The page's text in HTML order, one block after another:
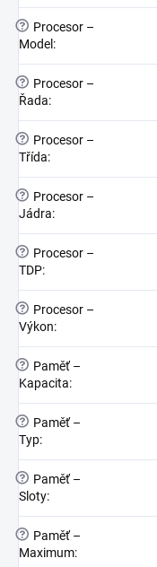
?
Procesor –
Model :
?
Procesor –
Řada:
?
Procesor –
Třída:
?
Procesor –
Jádra:
?
Procesor –
TDP:
?
Procesor –
Výkon:
?
Paměť –
Kapacita:
?
Paměť –
Typ:
?
Paměť –
Sloty:
?
Paměť –
Maximum: